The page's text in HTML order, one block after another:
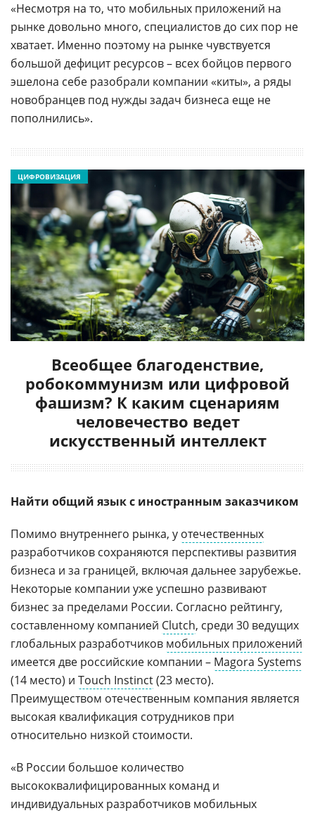
«Несмотря на то, что мобильных приложений на
рынке довольно много, специалистов до сих пор не
хватает. Именно поэтому на рынке чувствуется
большой дефицит ресурсов – всех бойцов первого
эшелона себе разобрали компании «киты», а ряды
новобранцев под нужды задач бизнеса еще не
пополнились».
Всеобщее благоденствие,
робокоммунизм или цифровой
фашизм? К каким сценариям
человечество ведет
искусственный интеллект
ЦИФРОВИЗАЦИЯ
Найти общий язык с иностранным заказчиком
Помимо внутреннего рынка, у отечественных
разработчиков сохраняются перспективы развития
бизнеса и за границей, включая дальнее зарубежье.
Некоторые компании уже успешно развивают
бизнес за пределами России. Согласно рейтингу,
составленному компанией Clutch, среди 30 ведущих
глобальных разработчиков мобильных приложений
имеется две российские компании – Magora Systems
(14 место) и Touch Instinct(23 место).
Преимуществом отечественным компания является
высокая квалификация сотрудников при
относительно низкой стоимости.
«В России большое количество
высококвалифицированных команд и
индивидуальных разработчиков мобильных